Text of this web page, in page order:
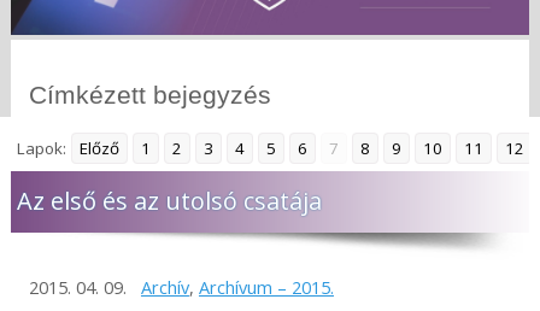
Címkézett bejegyzés
Lapok: Előző 1 2 3 4 5 6 7 8 9 10 11 12
Az első és az utolsó csatája
2015. 04. 09. Archív, Archívum – 2015.